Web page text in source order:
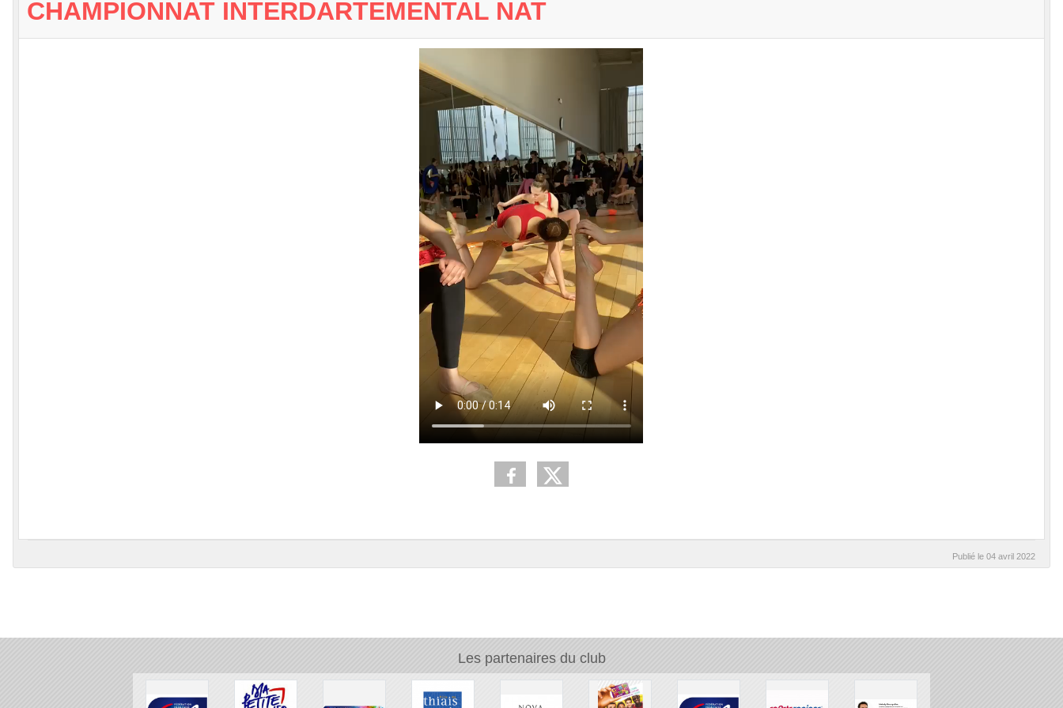
CHAMPIONNAT INTERDARTEMENTAL NAT
Publié le 04 avril 2022
Les partenaires du club